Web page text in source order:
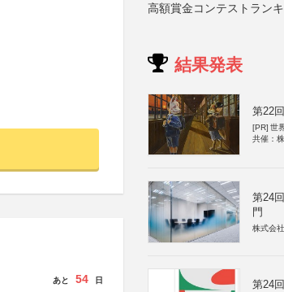
あと 54 日
高額賞金コンテストラン
結果発表
第22
[PR] 世
共催：
第24
門
株式会
第24